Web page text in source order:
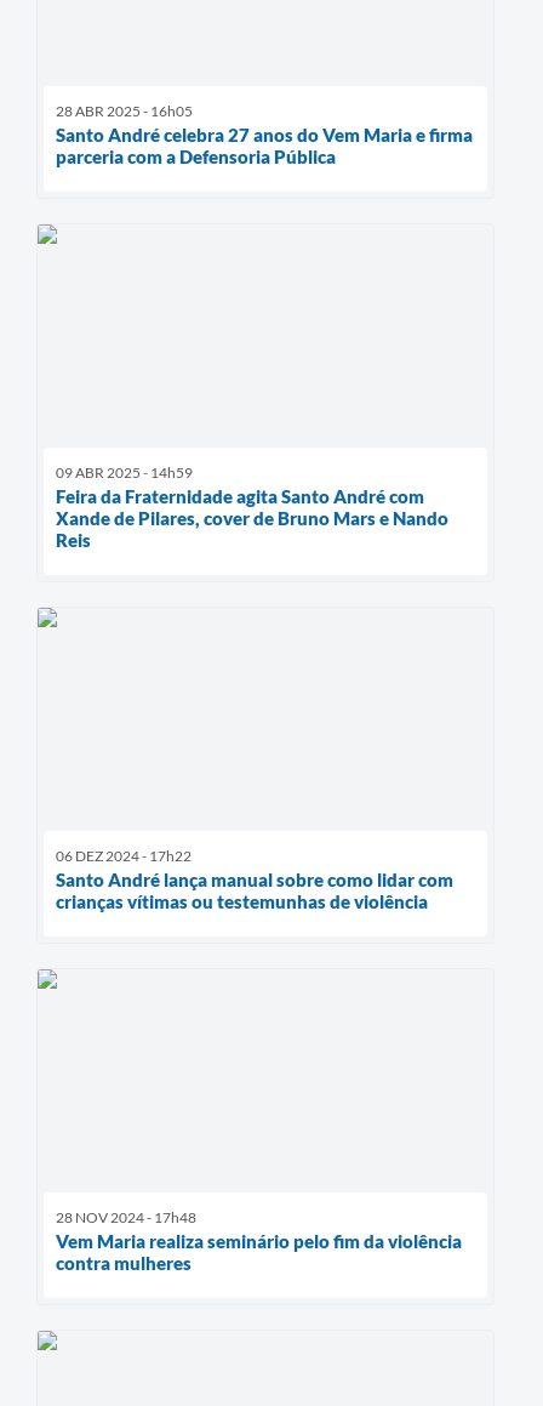
28 ABR 2025 - 16h05
Santo André celebra 27 anos do Vem Maria e firma
parceria com a Defensoria Pública
09 ABR 2025 - 14h59
Feira da Fraternidade agita Santo André com
Xande de Pilares, cover de Bruno Mars e Nando
Reis
06 DEZ 2024 - 17h22
Santo André lança manual sobre como lidar com
crianças vítimas ou testemunhas de violência
28 NOV 2024 - 17h48
Vem Maria realiza seminário pelo fim da violência
contra mulheres